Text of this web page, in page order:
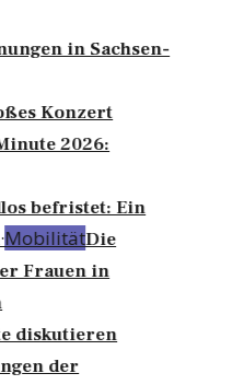
in Sachsen-
Konzert
2026:
befristet: Ein
MobilitätDie
Frauen in
diskutieren
der